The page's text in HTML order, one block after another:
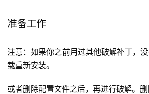
准备工作
注意：如果你之前用过其他破解补丁，
载重新安装。
或者删除配置文件之后，再进行破解。删